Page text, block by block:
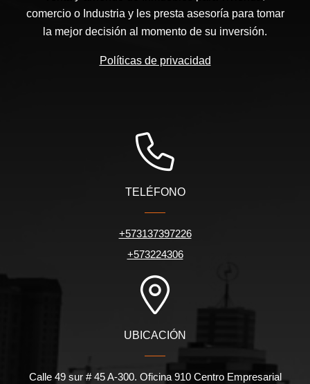
comercio o Industria y les presta asesoría para tomar
la mejor decisión al momento de su inversión.
Políticas de privacidad
TELÉFONO
+573137397226
+573224306
UBICACIÓN
Calle 49 sur # 45 A-300. Oficina 910 Centro Empresarial